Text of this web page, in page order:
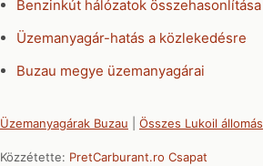
Benzinkút hálózatok összehasonlítása
Üzemanyagár-hatás a közlekedésre
Buzau megye üzemanyagárai
Üzemanyagárak Buzau Összes Lukoil állomás
Közzétette: PretCarburant.ro Csapat